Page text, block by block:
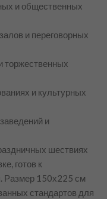
и общественных
и переговорных
торжественных
и культурных
и
шествиях
готов к
Размер 150х225 см
стандартов для